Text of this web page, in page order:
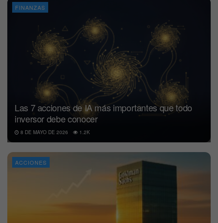
FINANZAS
Las 7 acciones de IA más importantes que todo
inversor debe conocer
8 DE MAYO DE 2026 1.2K
ACCIONES